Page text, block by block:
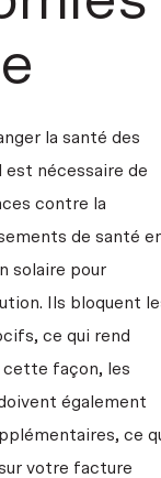
la santé des
nécessaire de
contre la
de santé
solaire pour
Ils bloquent
ce qui rend
cette façon, les
également
ce
votre facture